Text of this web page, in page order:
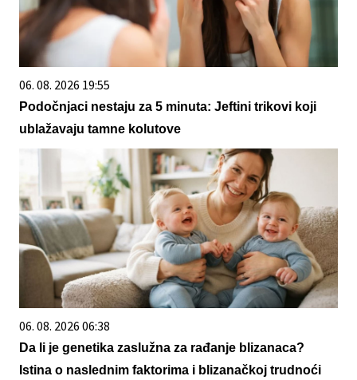
06. 08. 2026 19:55
Podočnjaci nestaju za 5 minuta: Jeftini trikovi koji
ublažavaju tamne kolutove
06. 08. 2026 06:38
Da li je genetika zaslužna za rađanje blizanaca?
Istina o naslednim faktorima i blizanačkoj trudnoći